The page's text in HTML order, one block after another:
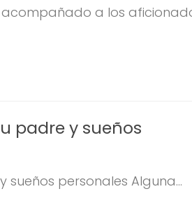
a los
padre y sueños
personales Alguna...